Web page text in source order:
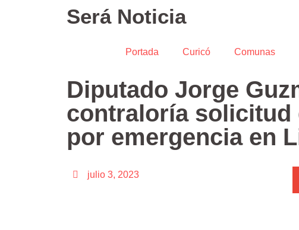
Será Noticia
Portada Curicó Comunas
Diputado Jorge
contraloría solicitud
por emergencia en
julio 3, 2023